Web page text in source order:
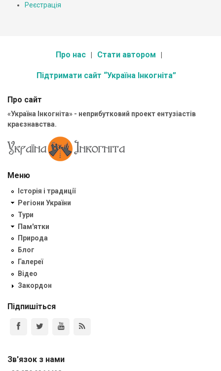
Реєстрація
Про нас Стати автором
Підтримати сайт “Україна Інкогніта”
Про сайт
«Україна Інкогніта» - неприбутковий проект ентузіастів
краєзнавства.
Меню
Історія і традиції
Регіони України
Тури
Пам'ятки
Природа
Блог
Галереї
Відео
Закордон
Підпишіться
Зв'язок з нами